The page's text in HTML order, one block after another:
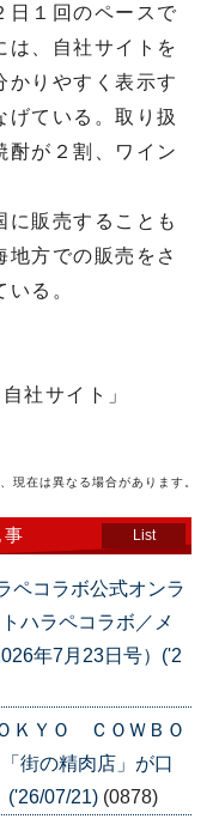
日１回のペースで
は、自社サイトを
かりやすく表示す
げている。取り扱
酎が２割、ワイン
販売することも
方での販売をさ
る。
社サイト」
現在は異なる場合があります。
List
ペコラボ公式オンラ
ハラペコラボ／メ
年7月23日号）('2
ＫＹＯ ＣＯＷＢＯ
街の精肉店」が口
('26/07/21) (0878)